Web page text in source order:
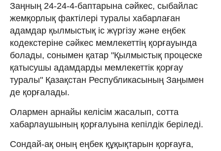
Заңның 24-24-4-баптарына сәйкес, сыбайлас
жемқорлық фактілері туралы хабарлаған
адамдар қылмыстық іс жүргізу және еңбек
кодекстеріне сәйкес мемлекеттің қорғауында
болады, сонымен қатар "Қылмыстық процеске
қатысушы адамдарды мемлекеттік қорғау
туралы" Қазақстан Республикасының Заңымен
де қорғалады.
Олармен арнайы келісім жасалып, сотта
хабарлаушының қорғалуына кепілдік беріледі.
Сондай-ақ оның еңбек құқықтарын қорғауға,